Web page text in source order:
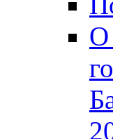
О